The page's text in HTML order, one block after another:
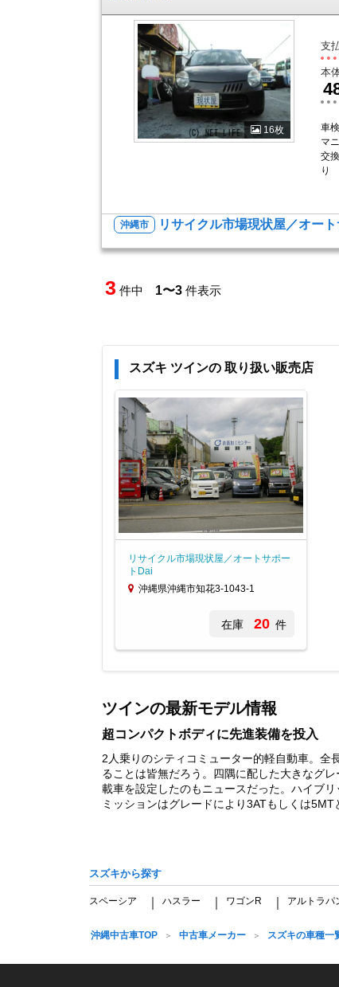
16枚
支
本
車
マ
交
り
沖縄市 リサイクル市場現状屋／オー
3 件中 1〜3 件表示
スズキ ツインの 取り扱い販売店
リサイクル市場現状屋／オートサポー
トDai
沖縄県沖縄市知花3-1043-1
在庫 20 件
1
ツインの最新モデル情報
超コンパクトボディに先進装備を投入
2人乗りのシティコミューター的軽自動車。全
ることは皆無だろう。四隅に配した大きなグ
載車を設定したのもニュースだった。ハイブ
ミッションはグレードにより3ATもしくは
スズキから探す
スペーシア ハスラー ワゴンR アルトラパ
沖縄中古車TOP 中古車メーカー スズキの車種一